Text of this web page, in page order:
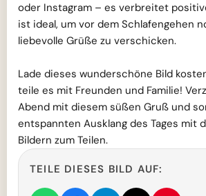
oder Instagram – es verbreitet
ist ideal, um vor dem Schlafengehen
liebevolle Grüße zu verschicken.
Lade dieses wunderschöne Bild
teile es mit Freunden und Familie!
Abend mit diesem süßen Gruß und
entspannten Ausklang des Tages mit
Bildern zum Teilen.
TEILE DIESES BILD AUF: